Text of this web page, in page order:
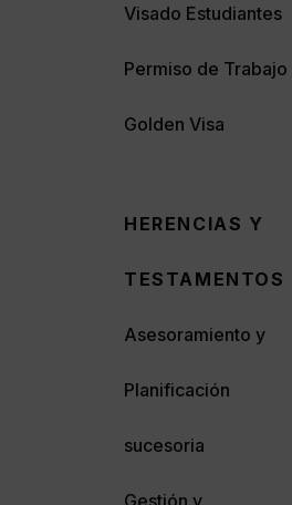
Visado Estudiantes
Permiso de Trabajo
Golden Visa
HERENCIAS Y
TESTAMENTOS
Asesoramiento y
Planificación
sucesoria
Gestión y